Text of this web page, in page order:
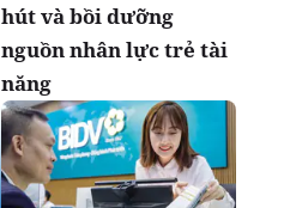
hút và bồi dưỡng
nguồn nhân lực trẻ tài
năng